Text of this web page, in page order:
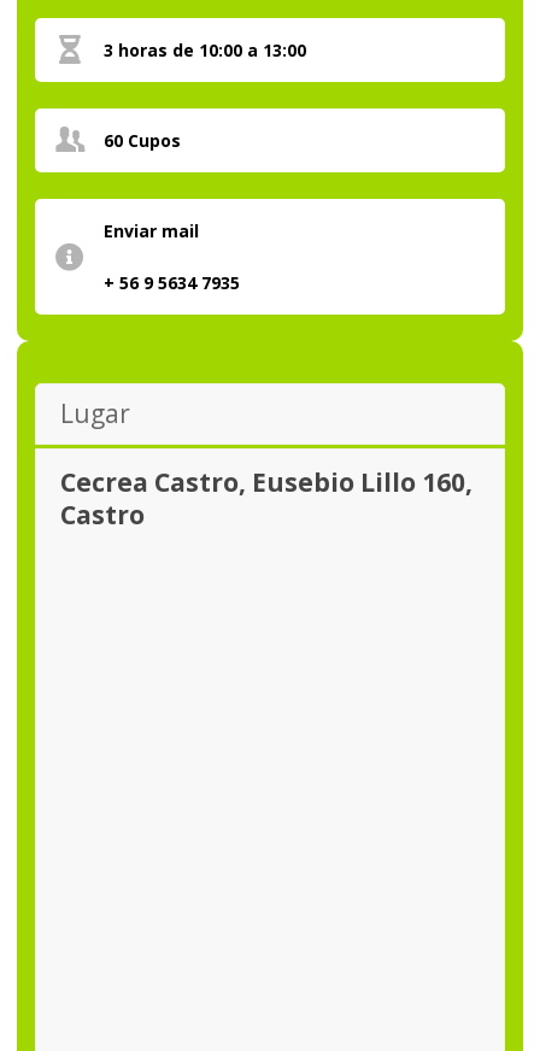
3 horas de 10:00 a 13:00
60 Cupos
Enviar mail
+ 56 9 5634 7935
Lugar
Cecrea Castro, Eusebio Lillo 160,
Castro